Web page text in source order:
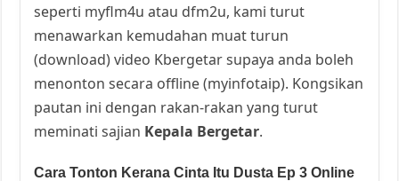
seperti myflm4u atau dfm2u, kami turut
menawarkan kemudahan muat turun
(download) video Kbergetar supaya anda boleh
menonton secara offline (myinfotaip). Kongsikan
pautan ini dengan rakan-rakan yang turut
meminati sajian Kepala Bergetar.
Cara Tonton Kerana Cinta Itu Dusta Ep 3 Online